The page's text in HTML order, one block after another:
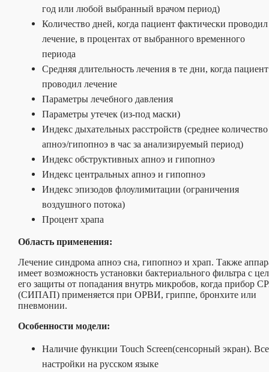
год или любой выбранный врачом период)
Количество дней, когда пациент фактически проводил
лечение, в процентах от выбранного временного
периода
Средняя длительность лечения в те дни, когда пациент
проводил лечение
Параметры лечебного давления
Параметры утечек (из-под маски)
Индекс дыхательных расстройств (среднее количество
апноэ/гипопноэ в час за анализируемый период)
Индекс обструктивных апноэ и гипопноэ
Индекс центральных апноэ и гипопноэ
Индекс эпизодов флоулимитации (ограничения
воздушного потока)
Процент храпа
Область применения:
Лечение синдрома апноэ сна, гипопноэ и храп. Также
имеет возможность установки бактериального фильтра с
его защиты от попадания внутрь микробов, когда прибор
(СИПАП) применяется при ОРВИ, гриппе, бронхите или
пневмонии.
Особенности модели:
Наличие функции Touch Screen(сенсорный экран). Все
настройки на русском языке